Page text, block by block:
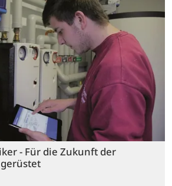
- Für die Zukunft der